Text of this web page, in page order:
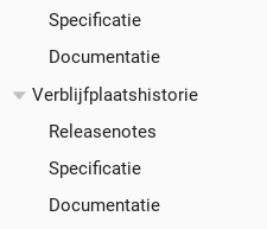
Specificatie
Documentatie
Verblijfplaatshistorie
Releasenotes
Specificatie
Documentatie